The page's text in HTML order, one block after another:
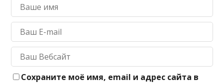
Сохраните моё имя, email и адрес сайта в